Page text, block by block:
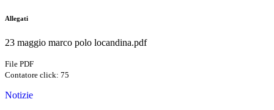
Allegati
23 maggio marco polo locandina.pdf
File PDF
Contatore click: 75
Notizie